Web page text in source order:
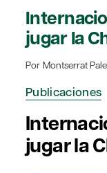
jugar la
Por Montserrat
Publicaciones
jugar la